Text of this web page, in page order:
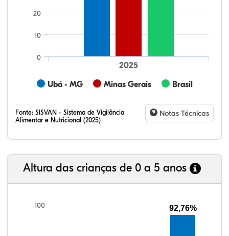
Ubá - MG Minas Gerais Brasil
2025
0
10
20
Fonte: SISVAN - Sistema de Vigilância
Alimentar e Nutricional (2025)
Notas Técnicas
Altura das crianças de 0 a 5 anos
100 92,76%